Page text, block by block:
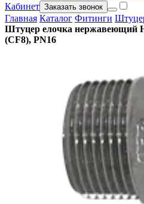
Кабинет Заказать звонок
Главная Каталог Фитинги
Штуцер елочка нержавеющий
(CF8), PN16